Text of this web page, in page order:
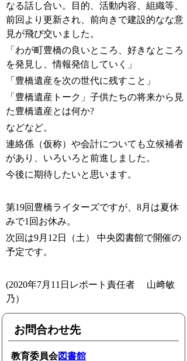
なる話し合い。目的、活動内容、組織等、
前回より更新され、前向きで建設的なな意
見が飛び交いました。
「わが町豊橋の良いところ、好きなところ
を発見し、情報発信していく」
「豊橋遺産を次の世代に残すこと」
「豊橋遺産トーク」子供たちの将来から見
た豊橋遺産とは何か?
などなど。
連絡係（仮称）や会計についても立候補者
があり、いろいろと前進しました。
今後に期待したいと思います。
第19回豊橋ライターズですが、 8月は夏休
みで1 回お休み。
次回は9月 12 日（土） 中央図書館で開催の
予定です。
(2020年7月11日レポート責任者
山﨑敏
乃）
お問合わせ先
教育委員会図書館